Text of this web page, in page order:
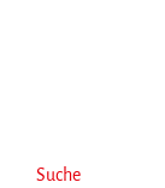
Suche